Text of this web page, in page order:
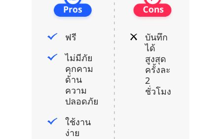
ฟรี
ไม่มีภัย
คุกคาม
ด้าน
ความ
ปลอดภัย
ใช้งาน
ง่าย
บันทึก
ได้
สูงสุด
ครั้งละ
2
ชั่วโมง